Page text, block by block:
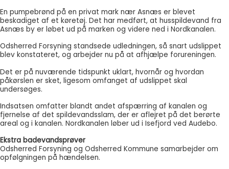
En pumpebrønd på en privat mark nær Asnæs er blevet
beskadiget af et køretøj. Det har medført, at husspildevand fra
Asnæs by er løbet ud på marken og videre ned i Nordkanalen.
Odsherred Forsyning standsede udledningen, så snart udslippet
blev konstateret, og arbejder nu på at afhjælpe forureningen.
Det er på nuværende tidspunkt uklart, hvornår og hvordan
påkørslen er sket, ligesom omfanget af udslippet skal
undersøges.
Indsatsen omfatter blandt andet afspærring af kanalen og
fjernelse af det spildevandsslam, der er aflejret på det berørte
areal og i kanalen. Nordkanalen løber ud i Isefjord ved Audebo.
Ekstra badevandsprøver
Odsherred Forsyning og Odsherred Kommune samarbejder om
opfølgningen på hændelsen.